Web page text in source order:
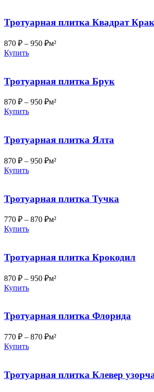
Тротуарная плитка Квадрат
870 ₽ – 950 ₽м²
Купить
Тротуарная плитка Брук
870 ₽ – 950 ₽м²
Купить
Тротуарная плитка Ялта
870 ₽ – 950 ₽м²
Купить
Тротуарная плитка Тучка
770 ₽ – 870 ₽м²
Купить
Тротуарная плитка Крокодил
870 ₽ – 950 ₽м²
Купить
Тротуарная плитка Флорида
770 ₽ – 870 ₽м²
Купить
Тротуарная плитка Клевер